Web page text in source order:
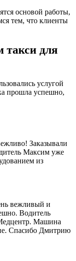
основой работы,
тем, что клиенты
для
услугой
прошла успешно,
Заказывали
Максим уже
из
вежливый и
Водитель
Машина
Спасибо Дмитрию